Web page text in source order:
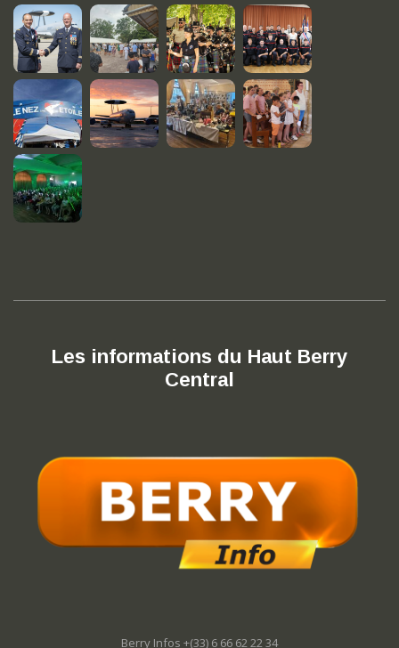
Les informations du Haut Berry
Central
Berry Infos +(33) 6 66 62 22 34